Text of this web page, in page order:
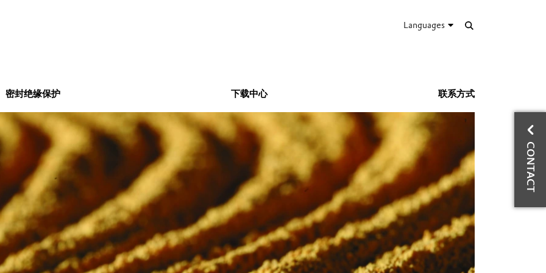
Languages
密封绝缘保护 下载中心 联系方式
CONTACT